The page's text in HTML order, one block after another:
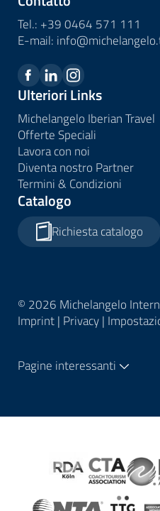
Tel.: +39 0464 571 111
E-mail: info@michelangelo.
Ulteriori Links
Michelangelo Iberian Travel
Offerte Speciali
Lavora con noi
Diventa nostro Partner
Termini & Condizioni
Catalogo
Richiesta catalogo
© 2026 Michelangelo
Imprint| Privacy|
Pagine interessanti